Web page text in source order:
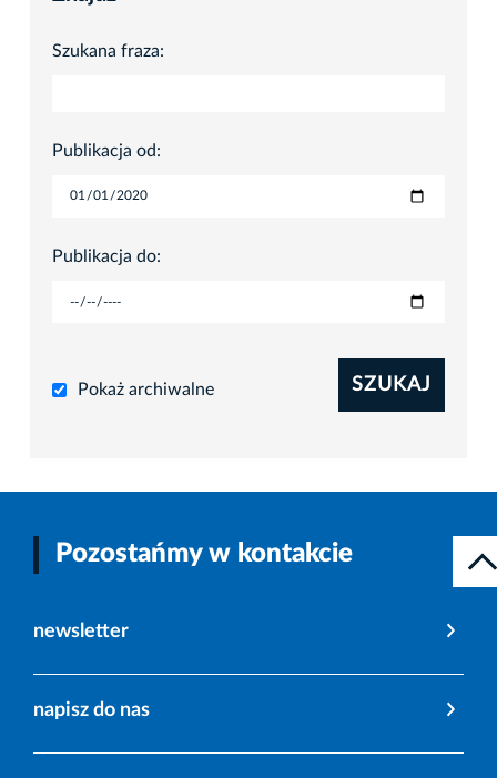
Szukana fraza:
Publikacja od:
Publikacja do:
Pokaż archiwalne SZUKAJ
Pozostańmy w kontakcie
newsletter
napisz do nas